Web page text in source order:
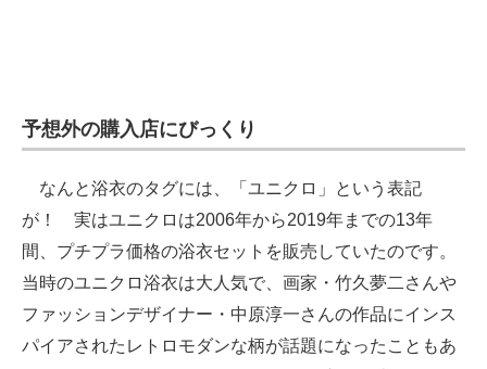
予想外の購入店にびっくり
なんと浴衣のタグには、「ユニクロ」という表記
が！ 実はユニクロは2006年から2019年までの13年
間、プチプラ価格の浴衣セットを販売していたのです。
当時のユニクロ浴衣は大人気で、画家・竹久夢二さんや
ファッションデザイナー・中原淳一さんの作品にインス
パイアされたレトロモダンな柄が話題になったこともあ